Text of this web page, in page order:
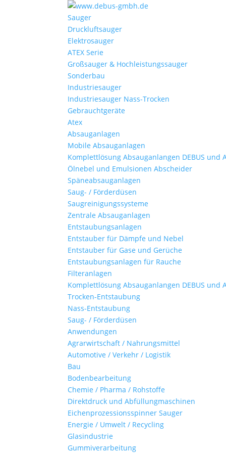
Sauger
Druckluftsauger
Elektrosauger
ATEX Serie
Großsauger & Hochleistungssauger
Sonderbau
Industriesauger
Industriesauger Nass-Trocken
Gebrauchtgeräte
Atex
Absauganlagen
Mobile Absauganlagen
Komplettlösung Absauganlangen DEBUS und
Ölnebel und Emulsionen Abscheider
Späneabsauganlagen
Saug- / Förderdüsen
Saugreinigungssysteme
Zentrale Absauganlagen
Entstaubungsanlagen
Entstauber für Dämpfe und Nebel
Entstauber für Gase und Gerüche
Entstaubungsanlagen für Rauche
Filteranlagen
Komplettlösung Absauganlangen DEBUS und
Trocken-Entstaubung
Nass-Entstaubung
Saug- / Förderdüsen
Anwendungen
Agrarwirtschaft / Nahrungsmittel
Automotive / Verkehr / Logistik
Bau
Bodenbearbeitung
Chemie / Pharma / Rohstoffe
Direktdruck und Abfüllungmaschinen
Eichenprozessionsspinner Sauger
Energie / Umwelt / Recycling
Glasindustrie
Gummiverarbeitung